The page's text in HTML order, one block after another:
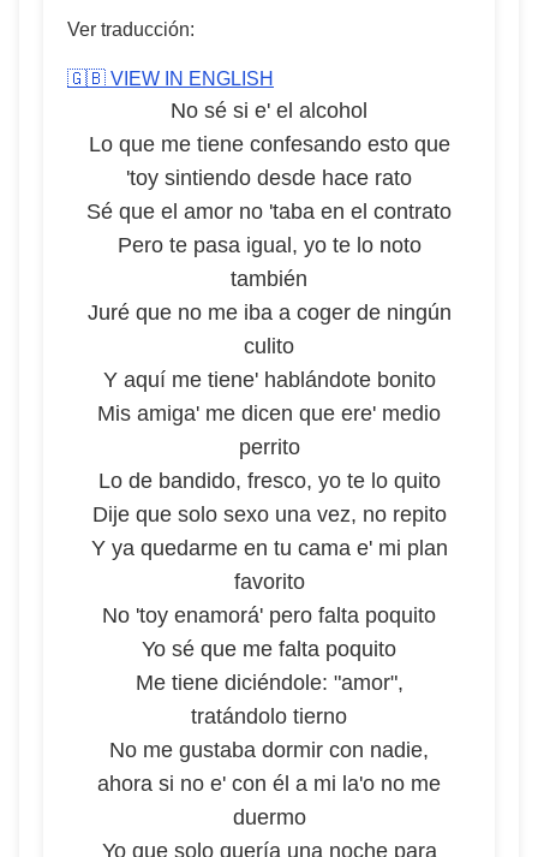
Ver traducción:
🇬🇧 VIEW IN ENGLISH
No sé si e' el alcohol
Lo que me tiene confesando esto que
'toy sintiendo desde hace rato
Sé que el amor no 'taba en el contrato
Pero te pasa igual, yo te lo noto
también
Juré que no me iba a coger de ningún
culito
Y aquí me tiene' hablándote bonito
Mis amiga' me dicen que ere' medio
perrito
Lo de bandido, fresco, yo te lo quito
Dije que solo sexo una vez, no repito
Y ya quedarme en tu cama e' mi plan
favorito
No 'toy enamorá' pero falta poquito
Yo sé que me falta poquito
Me tiene diciéndole: "amor",
tratándolo tierno
No me gustaba dormir con nadie,
ahora si no e' con él a mi la'o no me
duermo
Yo que solo quería una noche para